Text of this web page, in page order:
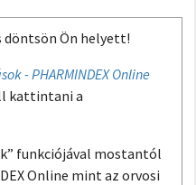
döntsön Ön helyett!
- PHARMINDEX Online
kattintani a
funkciójával mostantól
Online mint az orvosi